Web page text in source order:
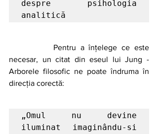
despre psihologia
analitică
necesar, un citat din eseul lui Jung -
Arborele filosofic ne poate îndruma în
direcția corectă:
„Omul nu devine
iluminat imaginându-si